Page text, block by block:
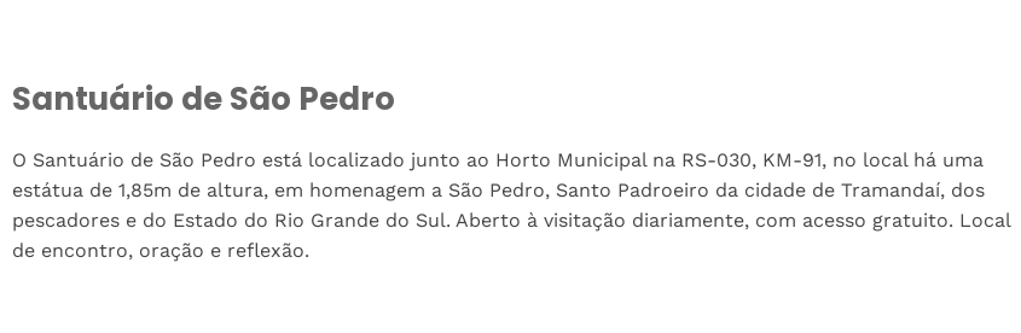
Santuário de São Pedro
O Santuário de São Pedro está localizado junto ao Horto Municipal na RS-030, KM-91, no local há uma
estátua de 1,85m de altura, em homenagem a São Pedro, Santo Padroeiro da cidade de Tramandaí, dos
pescadores e do Estado do Rio Grande do Sul. Aberto à visitação diariamente, com acesso gratuito. Local
de encontro, oração e reflexão.